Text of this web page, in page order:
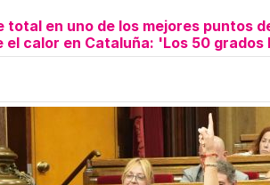
en uno de los mejores puntos
calor en Cataluña: 'Los 50 grados